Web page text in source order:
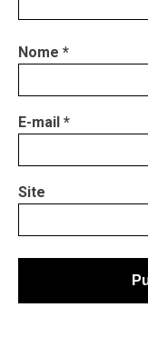
Nome *
E-mail *
Site